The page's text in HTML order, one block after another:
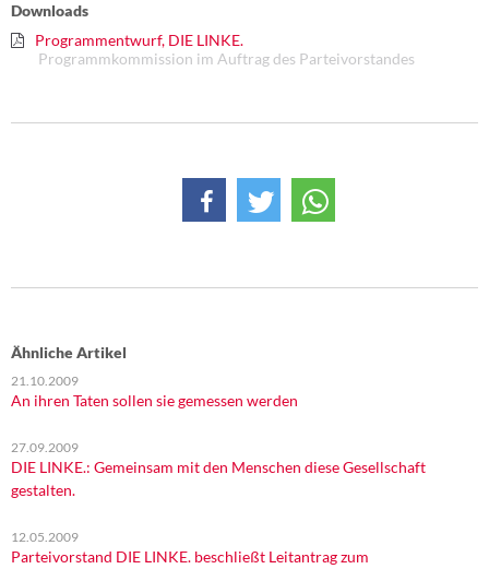
Kontakt
Downloads
Programmentwurf, DIE LINKE.
Programmkommission im Auftrag des Parteivorstandes
Ähnliche Artikel
21.10.2009
An ihren Taten sollen sie gemessen werden
27.09.2009
DIE LINKE.: Gemeinsam mit den Menschen diese Gesellschaft
gestalten.
12.05.2009
Parteivorstand DIE LINKE. beschließt Leitantrag zum